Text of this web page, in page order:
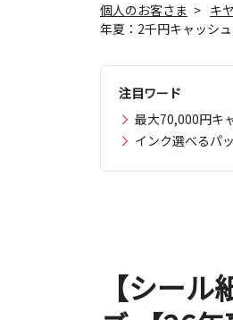
個人のお客さま キ
年夏：2千円キャッシ
注目ワード
最大70,000円キ
インク選べるパ
【シー